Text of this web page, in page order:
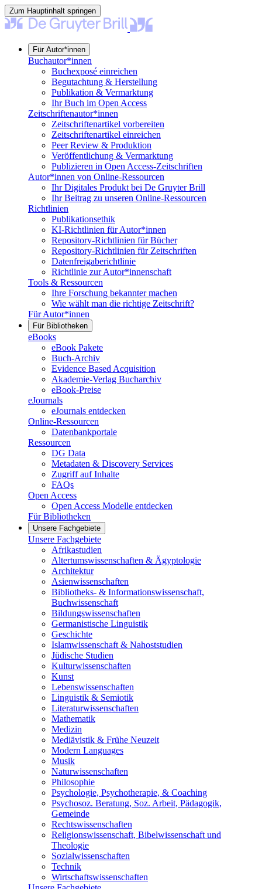
Zum Hauptinhalt springen
Für Autor*innen
Buchautor*innen
Buchexposé einreichen
Begutachtung & Herstellung
Publikation & Vermarktung
Ihr Buch im Open Access
Zeitschriftenautor*innen
Zeitschriftenartikel vorbereiten
Zeitschriftenartikel einreichen
Peer Review & Produktion
Veröffentlichung & Vermarktung
Publizieren in Open Access-Zeitschriften
Autor*innen von Online-Ressourcen
Ihr Digitales Produkt bei De Gruyter Brill
Ihr Beitrag zu unseren Online-Ressourcen
Richtlinien
Publikationsethik
KI-Richtlinien für Autor*innen
Repository-Richtlinien für Bücher
Repository-Richtlinien für Zeitschriften
Datenfreigaberichtlinie
Richtlinie zur Autor*innenschaft
Tools & Ressourcen
Ihre Forschung bekannter machen
Wie wählt man die richtige Zeitschrift?
Für Autor*innen
Für Bibliotheken
eBooks
eBook Pakete
Buch-Archiv
Evidence Based Acquisition
Akademie-Verlag Bucharchiv
eBook-Preise
eJournals
eJournals entdecken
Online-Ressourcen
Datenbankportale
Ressourcen
DG Data
Metadaten & Discovery Services
Zugriff auf Inhalte
FAQs
Open Access
Open Access Modelle entdecken
Für Bibliotheken
Unsere Fachgebiete
Unsere Fachgebiete
Afrikastudien
Altertumswissenschaften & Ägyptologie
Architektur
Asienwissenschaften
Bibliotheks- & Informationswissenschaft,
Buchwissenschaft
Bildungswissenschaften
Germanistische Linguistik
Geschichte
Islamwissenschaft & Nahoststudien
Jüdische Studien
Kulturwissenschaften
Kunst
Lebenswissenschaften
Linguistik & Semiotik
Literaturwissenschaften
Mathematik
Medizin
Mediävistik & Frühe Neuzeit
Modern Languages
Musik
Naturwissenschaften
Philosophie
Psychologie, Psychotherapie, & Coaching
Psychosoz. Beratung, Soz. Arbeit, Pädagogik,
Gemeinde
Rechtswissenschaften
Religionswissenschaft, Bibelwissenschaft und
Theologie
Sozialwissenschaften
Technik
Wirtschaftswissenschaften